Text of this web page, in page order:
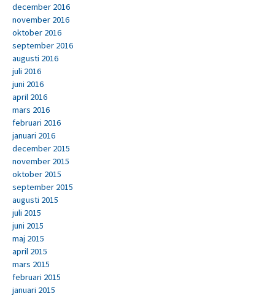
december 2016
november 2016
oktober 2016
september 2016
augusti 2016
juli 2016
juni 2016
april 2016
mars 2016
februari 2016
januari 2016
december 2015
november 2015
oktober 2015
september 2015
augusti 2015
juli 2015
juni 2015
maj 2015
april 2015
mars 2015
februari 2015
januari 2015